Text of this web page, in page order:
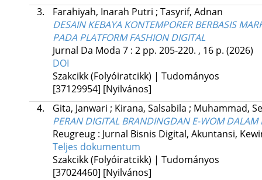
3.
Farahiyah, Inarah Putri ; Tasyrif, Adnan
DESAIN KEBAYA KONTEMPORER BERBASIS
PADA PLATFORM FASHION DIGITAL
Jurnal Da Moda 7: 2 pp. 205-220. , 16 p. (2026)
DOI
Szakcikk (Folyóiratcikk) | Tudományos
[37129954] [Nyilvános]
4.
Gita, Janwari ; Kirana, Salsabila ; Muhammad,
PERAN DIGITAL BRANDINGDAN E-WOM
Reugreug : Jurnal Bisnis Digital, Akuntansi,
Teljes dokumentum
Szakcikk (Folyóiratcikk) | Tudományos
[37024460] [Nyilvános]